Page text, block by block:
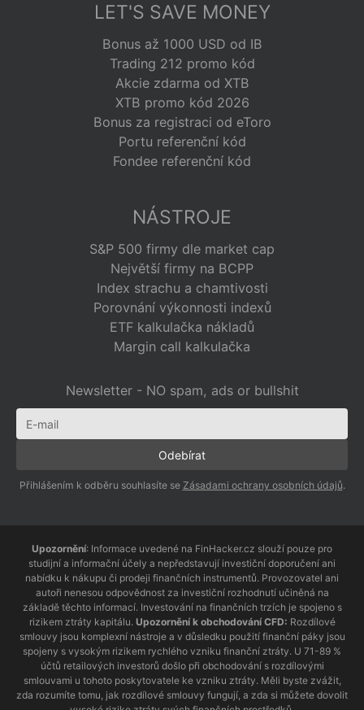
LET'S SAVE MONEY
Bonus až 1000 USD od IB
Trading 212 promo kód
Akcie zdarma od XTB
XTB promo kód 2026
Bonus za registraci od eToro
Portu referenční kód
Fondee referenční kód
NÁSTROJE
S&P 500 firmy dle market cap
Největší firmy na BCPP
Index strachu a chamtivosti
Porovnání výkonnosti indexů
ETF kalkulačka nákladů
Margin call kalkulačka
Newsletter - NO spam, ads or bullshit
Přihlášením k odběru souhlasíte se Zásadami ochrany osobních údajů.
Upozornění: Informace uvedené na FinHacker.cz slouží pouze pro
studijní a informační účely a nepředstavují investiční doporučení ani
nabídku k nákupu či prodeji finančních instrumentů. Provozovatel ani
autoři nenesou odpovědnost za investiční rozhodnutí učiněná na
základě těchto informací. Investování na finančních trzích je spojeno s
rizikem ztráty kapitálu. Upozornění k obchodování CFD: Rozdílové
smlouvy jsou komplexní nástroje a v důsledku použití finanční páky jsou
spojeny s vysokým rizikem rychlého vzniku finanční ztráty. U 71-89 %
účtů retailových investorů došlo při obchodování s rozdílovými
smlouvami u tohoto poskytovatele ke vzniku ztráty. Měli byste zvážit,
zda rozumíte tomu, jak rozdílové smlouvy fungují, a zda si můžete dovolit